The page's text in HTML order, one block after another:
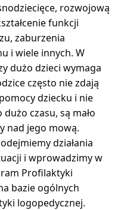
rozwojową
funkcji
zaburzenia
i wiele innych. W
dużo dzieci wymaga
często nie zdają
dziecku i nie
czasu, są mało
nad jego mową.
działania
i wprowadzimy w
Profilaktyki
bazie ogólnych
logopedycznej.